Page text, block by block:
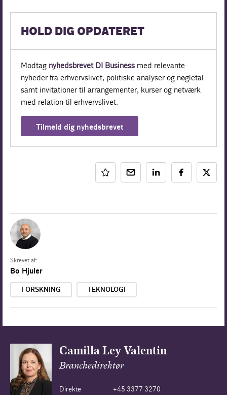
HOLD DIG OPDATERET
Modtag nyhedsbrevet DI Business med relevante
nyheder fra erhvervslivet, politiske analyser og nøgletal
samt invitationer til arrangementer, kurser og netværk
med relation til erhvervslivet.
Tilmeld dig nyhedsbrevet
Skrevet af:
Bo Hjuler
FORSKNING TEKNOLOGI
Camilla Ley Valentin
Branchedirektør
Direkte
+45 3377 3270